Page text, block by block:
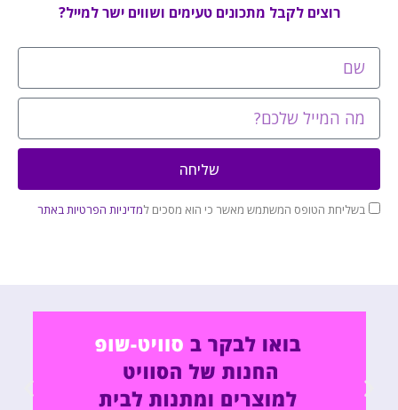
רוצים לקבל מתכונים טעימים ושווים ישר למייל?
בשליחת הטופס המשתמש מאשר כי הוא מסכים למדיניות הפרטיות באתר
שליחה